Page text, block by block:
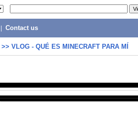
Contact us
>> VLOG - QUÉ ES MINECRAFT PARA MÍ